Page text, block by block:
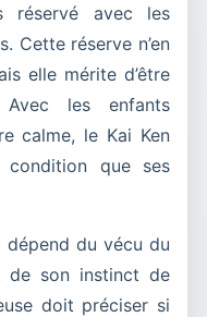
réservé avec les
Cette réserve n’en
elle mérite d’être
les enfants
calme, le Kai Ken
condition que ses
dépend du vécu du
de son instinct de
doit préciser si